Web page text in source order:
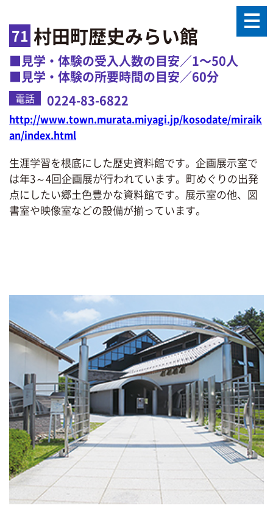
71 村田町歴史みらい館
■見学・体験の受入人数の目安／1〜50人
■見学・体験の所要時間の目安／60分
電話 0224-83-6822
http://www.town.murata.miyagi.jp/kosodate/miraik
an/index.html
生涯学習を根底にした歴史資料館です。企画展示室で
は年3～4回企画展が行われています。町めぐりの出発
点にしたい郷土色豊かな資料館です。展示室の他、図
書室や映像室などの設備が揃っています。